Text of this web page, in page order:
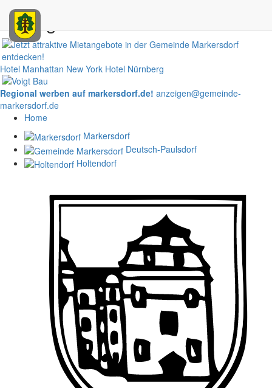
Anzeigen
Hotel Manhattan New York Hotel Nürnberg
Regional werben auf markersdorf.de! anzeigen@gemeinde-
markersdorf.de
Home
Markersdorf
Deutsch-Paulsdorf
Holtendorf